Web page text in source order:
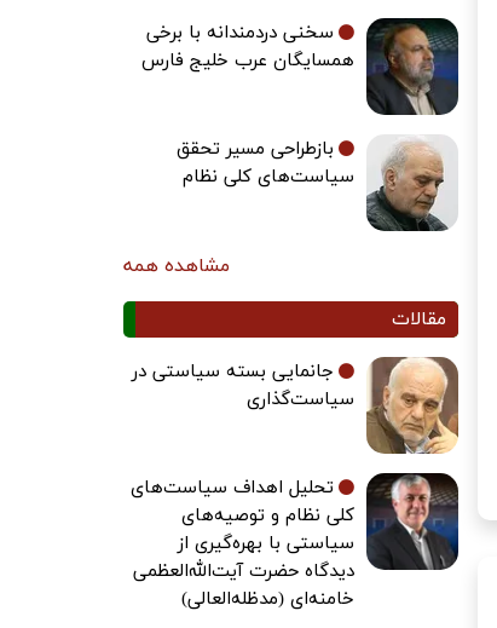
سخنی دردمندانه با برخی
همسایگان عرب خلیج فارس
بازطراحی مسیر تحقق
سیاست‌های کلی نظام
مشاهده همه
مقالات
جانمایی بسته سیاستی در
سیاست‌گذاری
تحلیل اهداف سیاست‌های
کلی نظام و توصیه‌های
سیاستی با بهره‌گیری از
دیدگاه حضرت آیت‌الله‌العظمی
خامنه‌ای (مدظله‌العالی)